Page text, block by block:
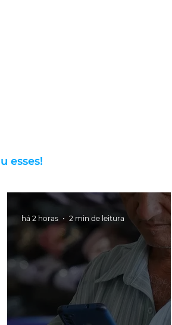
esses!
há 2 horas 2 min de leitura